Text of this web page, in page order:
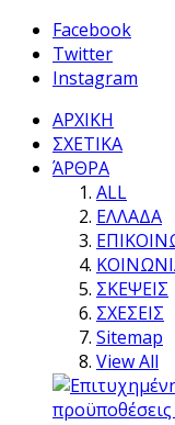
Facebook
Twitter
Instagram
ΑΡΧΙΚΗ
ΣΧΕΤΙΚΑ
ΆΡΘΡΑ
ALL
ΕΛΛΑΔΑ
ΣΚΕΨΕΙΣ
ΣΧΕΣΕΙΣ
Sitemap
View All